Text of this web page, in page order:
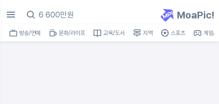
MoaPic!
방송/연예 문화/라이프 교육/도서 지역 스포츠 게임/